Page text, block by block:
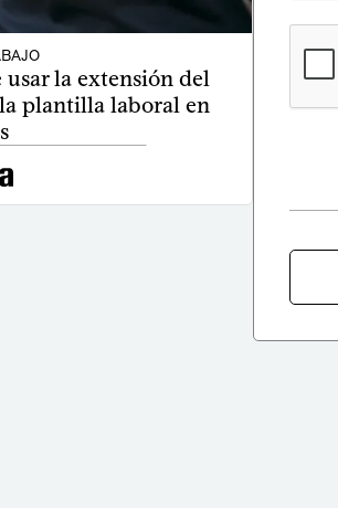
la extensión del
plantilla laboral en